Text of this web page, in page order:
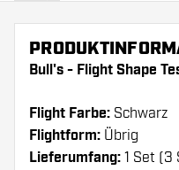
Bull's - Flight Shape
Flight Farbe: Schwarz
Flightform: Übrig
Lieferumfang: 1 Set (3